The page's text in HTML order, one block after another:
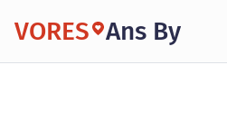
VORES Ans By